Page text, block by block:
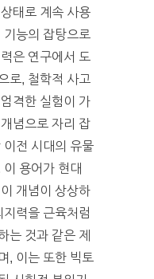
태로 계속 사용
기능의 잡탕으로
은 연구에서 도
로, 철학적 사고
격한 실험이 가
념으로 자리 잡
이전 시대의 유물
용어가 현대
개념이 상상하
력을 근육처럼
는 것과 같은 제
, 이는 또한 빅토